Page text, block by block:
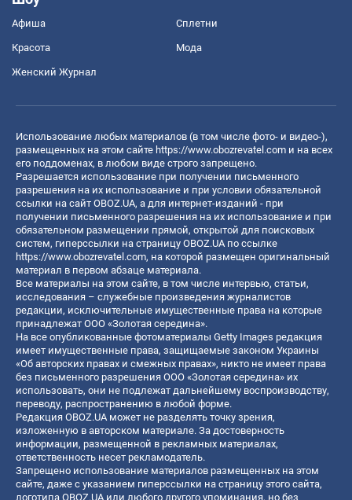
Афиша Сплетни
Красота Мода
Женский Журнал
Использование любых материалов (в том числе фото- и видео-),
размещенных на этом сайте https://www.obozrevatel.com и на всех
его поддоменах, в любом виде строго запрещено.
Разрешается использование при получении письменного
разрешения на их использование и при условии обязательной
ссылки на сайт OBOZ.UA, а для интернет-изданий - при
получении письменного разрешения на их использование и при
обязательном размещении прямой, открытой для поисковых
систем, гиперссылки на страницу OBOZ.UA по ссылке
https://www.obozrevatel.com, на которой размещен оригинальный
материал в первом абзаце материала.
Все материалы на этом сайте, в том числе интервью, статьи,
исследования – служебные произведения журналистов
редакции, исключительные имущественные права на которые
принадлежат ООО «Золотая середина».
На все опубликованные фотоматериалы Getty Images редакция
имеет имущественные права, защищаемые законом Украины
«Об авторских правах и смежных правах», никто не имеет права
без письменного разрешения ООО «Золотая середина» их
использовать, они не подлежат дальнейшему воспроизводству,
переводу, распространению в любой форме.
Редакция OBOZ.UA может не разделять точку зрения,
изложенную в авторском материале. За достоверность
информации, размещенной в рекламных материалах,
ответственность несет рекламодатель.
Запрещено использование материалов размещенных на этом
сайте, даже с указанием гиперссылки на страницу этого сайта,
логотипа OBOZ.UA или любого другого упоминания, но без